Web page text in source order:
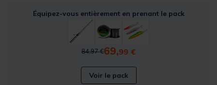
Équipez-vous entièrement en prenant le pack
Price reduced from
84,97 €to
69,99 €
Voir le pack